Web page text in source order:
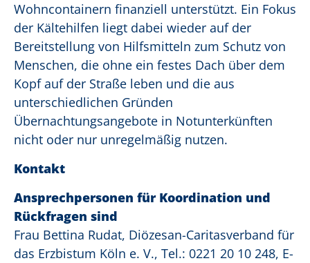
Wohncontainern finanziell unterstützt. Ein Fokus
der Kältehilfen liegt dabei wieder auf der
Bereitstellung von Hilfsmitteln zum Schutz von
Menschen, die ohne ein festes Dach über dem
Kopf auf der Straße leben und die aus
unterschiedlichen Gründen
Übernachtungsangebote in Notunterkünften
nicht oder nur unregelmäßig nutzen.
Kontakt
Ansprechpersonen für Koordination und
Rückfragen sind
Frau Bettina Rudat, Diözesan-Caritasverband für
das Erzbistum Köln e. V., Tel.: 0221 20 10 248, E-